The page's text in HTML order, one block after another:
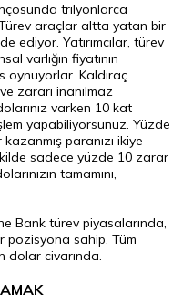
trilyonlarca
Türev araçlar altta yatan bir
ediyor. Yatırımcılar, türev
varlığın fiyatının
oynuyorlar. Kaldıraç
zararı inanılmaz
varken 10 kat
yapabiliyorsunuz. Yüzde
paranızı ikiye
sadece yüzde 10 zarar
tamamını,
Bank türev piyasalarında,
pozisyona sahip. Tüm
dolar civarında.